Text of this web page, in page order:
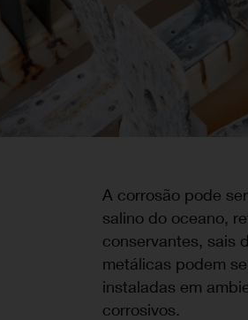
A corrosão pode
salino do oceano,
conservantes, sais
metálicas podem
instaladas em
corrosivos.